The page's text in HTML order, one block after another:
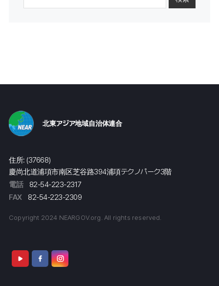
北東アジア地域自治体連合
住所: (37668)
慶尚北道浦項市南区芝谷路394浦項テクノパーク3階
電話
82-54-223-2317
FAX
82-54-223-2309
Copyright 2024 NEARGOV.org. All rights reserved.